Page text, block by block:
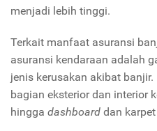
menjadi lebih tinggi.
Terkait manfaat asuransi
asuransi kendaraan adalah
jenis kerusakan akibat
bagian eksterior dan interior
hingga dashboard dan